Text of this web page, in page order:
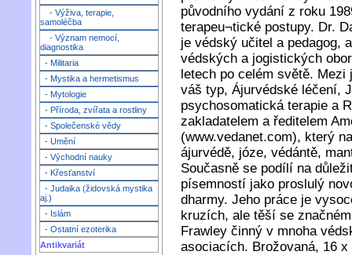
- Výživa, terapie,
samoléčba
- Význam nemocí,
diagnostika
- Militaria
- Mystika a hermetismus
- Mytologie
- Příroda, zvířata a rostliny
- Společenské vědy
- Umění
- Východní nauky
- Křesťanství
- Judaika (židovská mystika
aj.)
- Islám
- Ostatní ezoterika
Antikvariát
původního vydání z roku
terapeu¬tické postupy. Dr.
je védský učitel a pedagog,
védských a jogistických
letech po celém světě.
váš typ, Ájurvédské léčení,
psychosomatická terapie a
zakladatelem a ředitelem
(www.vedanet.com), který
ájurvédě, józe, védántě,
Současně se podílí na
písemností jako proslulý
dharmy. Jeho práce je
kruzích, ale těší se
Frawley činný v mnoha
asociacích. Brožovaná, 16